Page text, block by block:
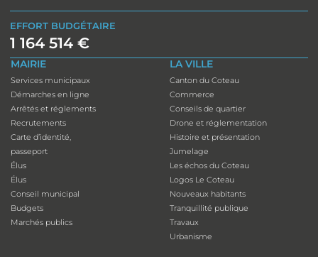
EFFORT BUDGÉTAIRE
1 164 514 €
MAIRIE
Services municipaux
Démarches en ligne
Arrêtés et réglements
Recrutements
Carte d’identité,
passeport
Élus
Élus
Conseil municipal
Budgets
Marchés publics
LA VILLE
Canton du Coteau
Commerce
Conseils de quartier
Drone et réglementation
Histoire et présentation
Jumelage
Les échos du Coteau
Logos Le Coteau
Nouveaux habitants
Tranquillité publique
Travaux
Urbanisme